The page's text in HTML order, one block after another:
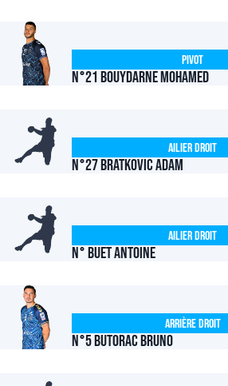
N°21 BOUYDARNE Mohamed
Pivot
N°27 BRATKOVIC Adam
Ailier Droit
N° BUET Antoine
Ailier Droit
N°5 BUTORAC Bruno
Arrière Droit